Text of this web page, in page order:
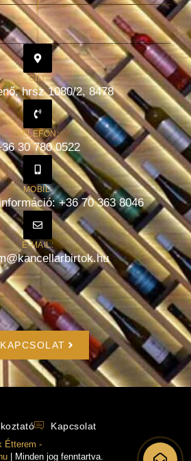
CÍM:
hrsz 1080/2, 8478
TELEFON:
30 780 0522
MOBIL:
+36 70 363 8046
E-MAIL:
KAPCSOLAT
Étterem -
| Minden jog fenntartva.
Kapcsolat